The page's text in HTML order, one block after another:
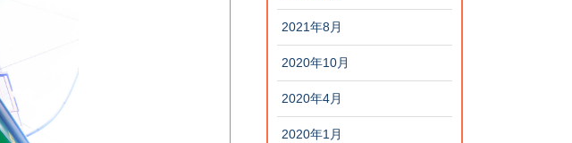
2021年8月
2020年10月
2020年4月
2020年1月